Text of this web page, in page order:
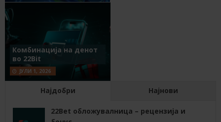
Комбинација на денот
во 22Bit
ЈУЛИ 1, 2026
Најдобри Најнови
22Bet обложувалница – рецензија и